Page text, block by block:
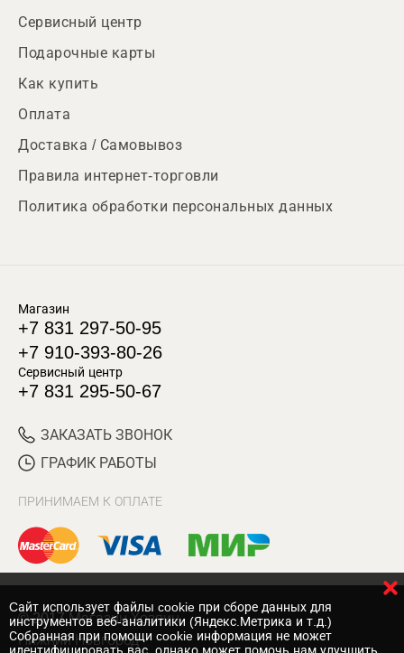
Сервисный центр
Подарочные карты
Как купить
Оплата
Доставка / Самовывоз
Правила интернет-торговли
Политика обработки персональных данных
Магазин
+7 831 297-50-95
+7 910-393-80-26
Сервисный центр
+7 831 295-50-67
ЗАКАЗАТЬ ЗВОНОК
ГРАФИК РАБОТЫ
ПРИНИМАЕМ К ОПЛАТЕ
© 2017 Магазин Хозяин
Нижний Новгород
Cайт использует файлы cookie при сборе данных для
инструментов веб-аналитики (Яндекс.Метрика и т.д.)
Собранная при помощи cookie информация не может